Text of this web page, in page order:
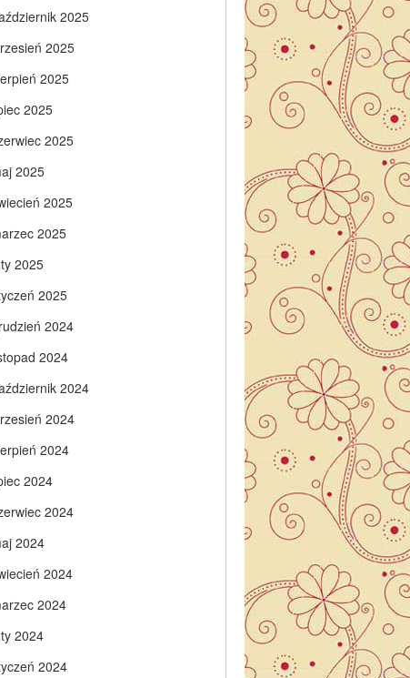
2025
2025
2025
2025
2025
2025
2025
2025
2025
2025
2024
2024
2024
2024
2024
2024
2024
2024
2024
2024
2024
2024